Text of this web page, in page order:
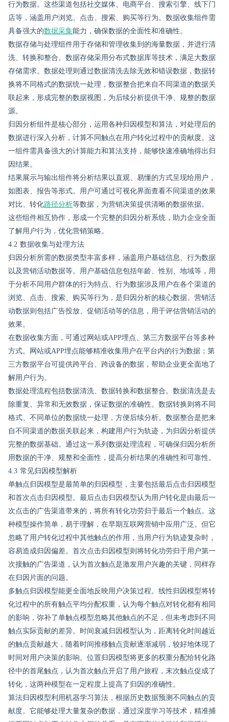
行为数据。这些渠道包括社交媒体、电商平台、搜索引擎、线下门
店等，涵盖用户浏览、点击、搜索、购买等行为。数据收集组件需
具备强大的数据采集能力，确保数据的全面性和准确性。
数据存储与处理组件用于存储和管理收集到的海量数据，并进行清
洗、转换和整合。数据存储采用分布式数据库等技术，满足大数据
存储需求。数据处理则通过数据清洗去除无效和错误数据，数据转
换将不同格式的数据统一处理，数据整合把来自不同渠道的数据关
联起来，形成完整的数据视图，为后续分析提供干净、规整的数据
源。
归因分析组件是核心部分，运用各种归因模型和算法，对处理后的
数据进行深入分析，计算不同触点在用户转化过程中的贡献度。这
一组件需具备强大的计算能力和算法支持，能够快速准确地得出归
因结果。
结果展示与输出组件将分析结果以直观、易懂的方式呈现给用户，
如图表、报告等形式。用户可通过可视化界面查看不同渠道的效果
对比、转化路径分析等数据，为营销决策提供清晰的数据依据。
这些组件相互协作，形成一个完整的归因分析系统，助力企业全面
了解用户行为，优化营销策略。
4.2 数据收集与处理方法
归因分析所需的数据类型丰富多样，涵盖用户基础信息、行为数据
以及营销活动数据等。用户基础信息包括年龄、性别、地域等，用
于分析不同用户群体的行为特点。行为数据涉及用户在各个渠道的
浏览、点击、搜索、购买等行为，是归因分析的核心数据。营销活
动数据则包括广告投放、促销活动等的信息，用于评估营销活动的
效果。
在数据收集方面，可通过网站或APP埋点、第三方数据平台等多种
方式。网站或APP埋点能够精准收集用户在平台内的行为数据；第
三方数据平台可提供跨平台、跨设备的数据，帮助企业更全面地了
解用户行为。
数据处理流程包括数据清洗、数据转换和数据整合。数据清洗是去
除重复、异常和无效数据，保证数据的准确性。数据转换则将不同
格式、不同单位的数据统一处理，方便后续分析。数据整合是把来
自不同渠道的数据关联起来，构建用户行为轨迹，为归因分析提供
完整的数据基础。通过这一系列数据处理流程，可确保归因分析所
用数据的干净、规整和全面性，提高分析结果的准确性和可靠性。
4.3 常见归因模型解析
单触点归因模型是最简单的归因模型，主要包括最后点击归因模型
和首次点击归因模型。最后点击归因模型认为用户转化是由最后一
次点击的广告渠道带来的，将所有转化功劳归于最后一个触点。这
种模型操作简单，易于理解，在早期互联网营销中应用广泛。但它
忽略了用户转化过程中其他触点的作用，当用户行为轨迹复杂时，
容易造成归因偏差。首次点击归因模型则将转化功劳归于用户第一
次接触的广告渠道，认为首次触点是激发用户兴趣的关键，同样存
在归因片面的问题。
多触点归因模型能更全面地反映用户决策过程。线性归因模型将转
化过程中的所有触点平均分配权重，认为每个触点对转化都有相同
的影响，弥补了单触点模型忽略其他触点的不足，但未考虑到不同
触点实际贡献的差异。时间衰减归因模型认为，距离转化时间越近
的触点贡献越大，随着时间推移触点贡献逐渐减弱，较好地体现了
时间对用户决策的影响。位置归因模型将更多的权重分配给转化路
径中的首尾触点，认为首次触点开启了用户旅程，末次触点促成了
转化，这两种模型在一定程度上提高了归因的准确性。
算法归因模型利用机器学习算法，根据历史数据预测不同触点的贡
献度。它能够处理大量复杂的数据，通过深度学习等技术，精准捕